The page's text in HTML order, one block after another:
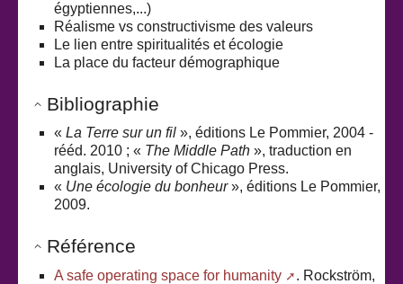
égyptiennes,...)
Réalisme vs constructivisme des valeurs
Le lien entre spiritualités et écologie
La place du facteur démographique
Bibliographie
« La Terre sur un fil », éditions Le Pommier, 2004 -
rééd. 2010 ; « The Middle Path », traduction en
anglais, University of Chicago Press.
« Une écologie du bonheur», éditions Le Pommier,
2009.
Référence
A safe operating space for humanity
. Rockström,